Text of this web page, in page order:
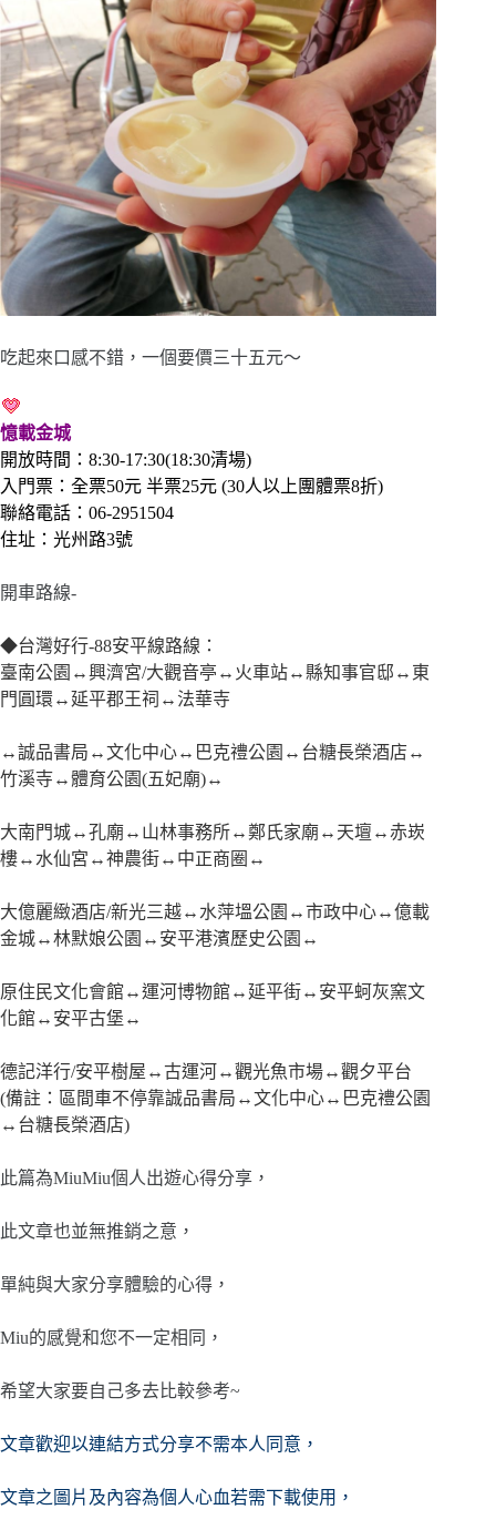
吃起來口感不錯，一個要價三十五元～
憶載金城
開放時間：8:30-17:30(18:30清場)
入門票：全票50元 半票25元 (30人以上團體票8折)
聯絡電話：06-2951504
住址：光州路3號
開車路線-
◆台灣好行-88安平線路線：
臺南公園↔興濟宮/大觀音亭↔火車站↔縣知事官邸↔東
門圓環↔延平郡王祠↔法華寺
↔誠品書局↔文化中心↔巴克禮公園↔台糖長榮酒店↔
竹溪寺↔體育公園(五妃廟)↔
大南門城↔孔廟↔山林事務所↔鄭氏家廟↔天壇↔赤崁
樓↔水仙宮↔神農街↔中正商圈↔
大億麗緻酒店/新光三越↔水萍塭公園↔市政中心↔億載
金城↔林默娘公園↔安平港濱歷史公園↔
原住民文化會館↔運河博物館↔延平街↔安平蚵灰窯文
化館↔安平古堡↔
德記洋行/安平樹屋↔古運河↔觀光魚市場↔觀夕平台
(備註：區間車不停靠誠品書局↔文化中心↔巴克禮公園
↔台糖長榮酒店)
此篇為MiuMiu個人出遊心得分享，
此文章也並無推銷之意，
單純與大家分享體驗的心得，
Miu的感覺和您不一定相同，
希望大家要自己多去比較參考~
文章歡迎以連結方式分享不需本人同意，
文章之圖片及內容為個人心血若需下載使用，